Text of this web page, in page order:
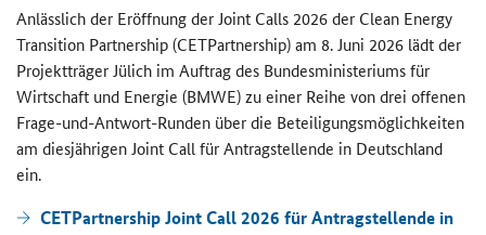
An­läss­lich der Er­öff­nung derJoint Calls 2026 der Clean Energy
Transition Partnership (CETPartnership)am 8. Juni 2026 lädt der
Pro­jekt­trä­ger Jü­lich im Auf­trag des Bun­des­mi­nis­te­ri­ums für
Wirt­schaft und En­er­gie (BMWE) zu einer Reihe von drei of­fe­nen
Frage-​und-Antwort-Runden über die Be­tei­li­gungs­mög­lich­kei­ten
am dies­jäh­ri­genJoint Callfür An­trag­stel­len­de in Deutsch­land
ein.
CETPartnership Joint Call 2026 für Antragstellende in